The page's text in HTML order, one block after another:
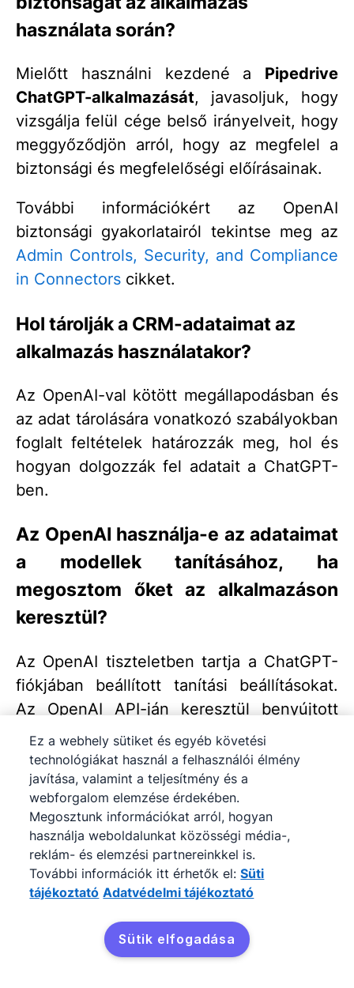
használata során?
Mielőtt használni kezdené a Pipedrive
ChatGPT-alkalmazását, javasoljuk, hogy
vizsgálja felül cége belső irányelveit, hogy
meggyőződjön arról, hogy az megfelel a
biztonsági és megfelelőségi előírásainak.
További információkért az OpenAI
biztonsági gyakorlatairól tekintse meg az
Admin Controls, Security, and Compliance
in Connectors cikket.
Hol tárolják a CRM-adataimat az
alkalmazás használatakor?
Az OpenAI-val kötött megállapodásban és
az adat tárolására vonatkozó szabályokban
foglalt feltételek határozzák meg, hol és
hogyan dolgozzák fel adatait a ChatGPT-
ben.
Az OpenAI használja-e az adataimat
a modellek tanításához, ha
megosztom őket az alkalmazáson
keresztül?
Az OpenAI tiszteletben tartja a ChatGPT-
fiókjában beállított tanítási beállításokat.
Az OpenAI API-ján keresztül benyújtott
adatok kezelésével kapcsolatos
részletekért tekintse át az OpenAI API
Használati irányelvét.
Hogyan működik az alkalmazással
való szinkronizáció? Ez egyirányú-e,
vagy a ChatGPT módosításokat
hajthat végre a CRM-fiókomban?
A szinkronizáció csak egyirányú, a
Ez a webhely sütiket és egyéb követési
technológiákat használ a felhasználói élmény
javítása, valamint a teljesítmény és a
webforgalom elemzése érdekében.
Megosztunk információkat arról, hogyan
használja weboldalunkat közösségi média-,
reklám- és elemzési partnereinkkel is.
További információk itt érhetők el: Süti
tájékoztató Adatvédelmi tájékoztató
Sütik elfogadása